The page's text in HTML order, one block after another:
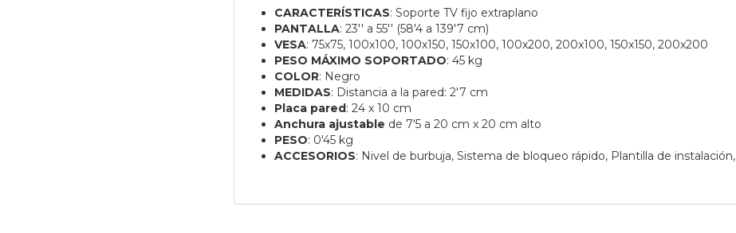
CARACTERÍSTICAS: Soporte TV fijo extraplano
PANTALLA: 23'' a 55'' (58'4 a 139'7 cm)
VESA: 75x75, 100x100, 100x150, 150x100, 100x200, 200x100, 150x150, 200x200
PESO MÁXIMO SOPORTADO: 45 kg
COLOR: Negro
MEDIDAS: Distancia a la pared: 2'7 cm
Placa pared : 24 x 10 cm
Anchura ajustable de 7'5 a 20 cm x 20 cm alto
PESO: 0'45 kg
ACCESORIOS: Nivel de burbuja, Sistema de bloqueo rápido, Plantilla de instalación,